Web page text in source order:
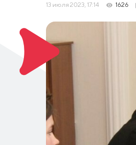
13 июля 2023, 17:14 1626